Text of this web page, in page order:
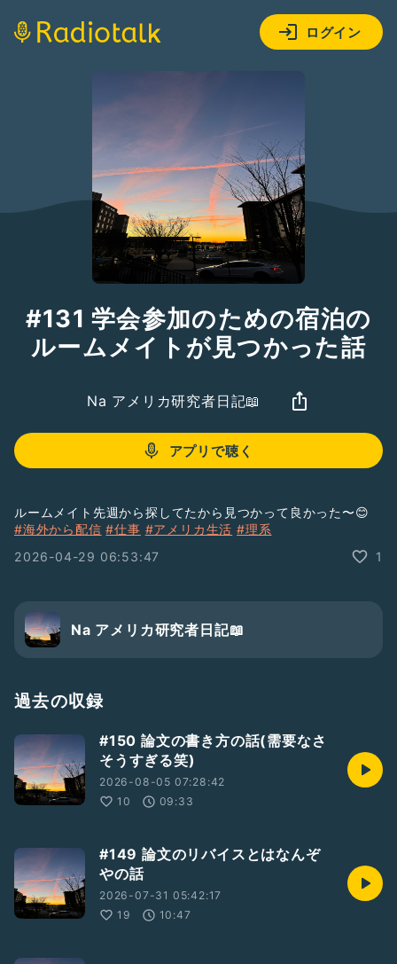
ログイン
#131 学会参加のための宿泊の
ルームメイトが見つかった話
Na アメリカ研究者日記📖
アプリで聴く
ルームメイト先週から探してたから見つかって良かった〜😊
#海外から配信 #仕事 #アメリカ生活 #理系
2026-04-29 06:53:47
1
Na アメリカ研究者日記📖
過去の収録
#150 論文の書き方の話(需要なさ
そうすぎる笑)
2026-08-05 07:28:42
10
09:33
#149 論文のリバイスとはなんぞ
やの話
2026-07-31 05:42:17
19
10:47